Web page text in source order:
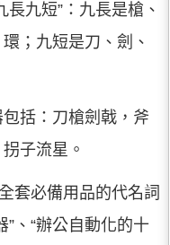
九短”：九長是槍、
；九短是刀、劍、
括：刀槍劍戟，斧
子流星。
套必備用品的代名詞
”、“辦公自動化的十